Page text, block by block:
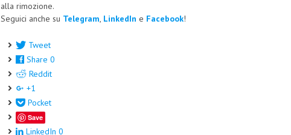
alla rimozione.
Seguici anche su Telegram, LinkedIn e Facebook!
Tweet
Share 0
Reddit
+1
Pocket
Save
LinkedIn 0